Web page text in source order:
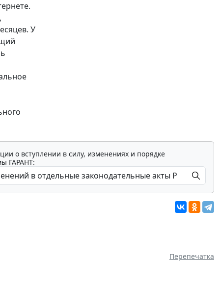
У
о вступлении в силу, изменениях и порядке
ГАРАНТ:
Перепечатка